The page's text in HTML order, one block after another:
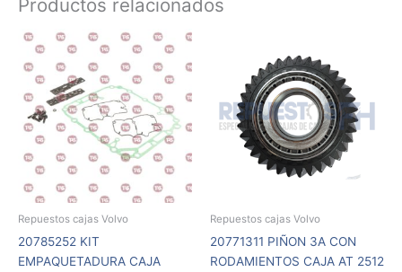
Productos relacionados
Repuestos cajas Volvo
20785252 KIT
EMPAQUETADURA CAJA
Repuestos cajas Volvo
20771311 PIÑON 3A CON
RODAMIENTOS CAJA AT 2512